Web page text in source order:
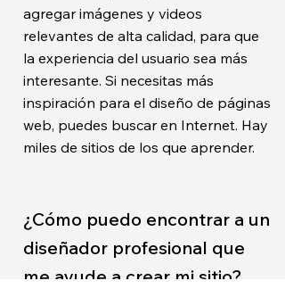
agregar imágenes y videos
relevantes de alta calidad, para que
la experiencia del usuario sea más
interesante. Si necesitas más
inspiración para el diseño de páginas
web, puedes buscar en Internet. Hay
miles de sitios de los que aprender.
¿Cómo puedo encontrar a un
diseñador profesional que
me ayude a crear mi sitio?